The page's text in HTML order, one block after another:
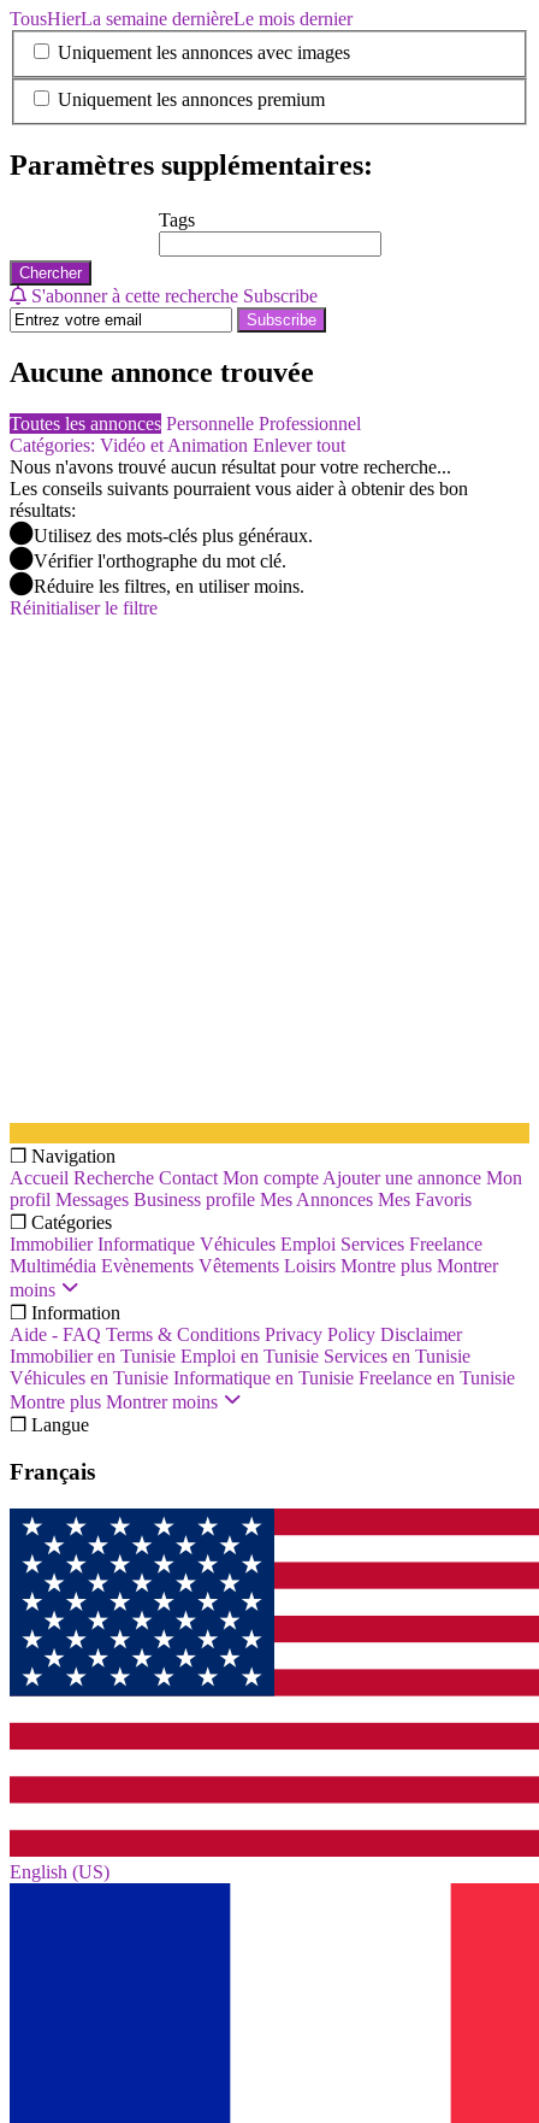
TousHierLa semaine dernièreLe mois dernier
Uniquement les annonces avec images
Uniquement les annonces premium
Paramètres supplémentaires:
Tags
Chercher
S'abonner à cette recherche Subscribe
Subscribe
Aucune annonce trouvée
Toutes les annonces Personnelle Professionnel
Catégories: Vidéo et Animation Enlever tout
Nous n'avons trouvé aucun résultat pour votre recherche...
Les conseils suivants pourraient vous aider à obtenir des bon
résultats:
Utilisez des mots-clés plus généraux.
Vérifier l'orthographe du mot clé.
Réduire les filtres, en utiliser moins.
Réinitialiser le filtre
❐ Navigation
Accueil Recherche Contact Mon compte Ajouter une annonce Mon
profil Messages Business profile Mes Annonces Mes Favoris
❐ Catégories
Immobilier Informatique Véhicules Emploi Services Freelance
Multimédia Evènements Vêtements Loisirs Montre plus Montrer
moins
❐ Information
Aide - FAQ Terms & Conditions Privacy Policy Disclaimer
Immobilier en Tunisie Emploi en Tunisie Services en Tunisie
Véhicules en Tunisie Informatique en Tunisie Freelance en Tunisie
Montre plus Montrer moins
❐ Langue
Français
English (US)‎